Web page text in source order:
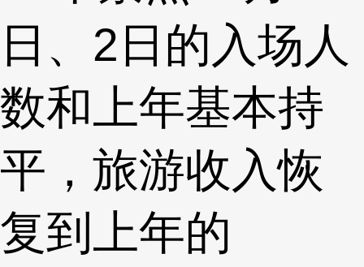
日、2日的入场人
数和上年基本持
平，旅游收入恢
复到上年的